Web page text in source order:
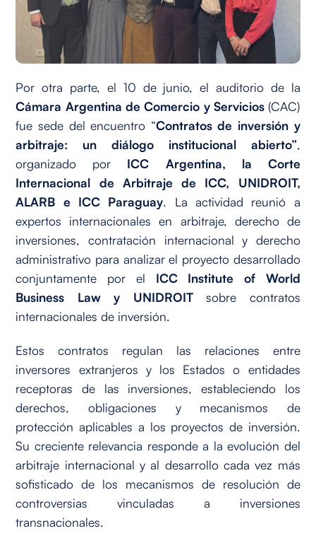
Por otra parte, el 10 de junio, el auditorio de la
Cámara Argentina de Comercio y Servicios (CAC)
fue sede del encuentro “Contratos de inversión y
arbitraje: un diálogo institucional abierto”,
organizado por ICC Argentina, la Corte
Internacional de Arbitraje de ICC, UNIDROIT,
ALARB e ICC Paraguay. La actividad reunió a
expertos internacionales en arbitraje, derecho de
inversiones, contratación internacional y derecho
administrativo para analizar el proyecto desarrollado
conjuntamente por el ICC Institute of World
Business Law y UNIDROITsobre contratos
internacionales de inversión.
Estos contratos regulan las relaciones entre
inversores extranjeros y los Estados o entidades
receptoras de las inversiones, estableciendo los
derechos, obligaciones y mecanismos de
protección aplicables a los proyectos de inversión.
Su creciente relevancia responde a la evolución del
arbitraje internacional y al desarrollo cada vez más
sofisticado de los mecanismos de resolución de
controversias vinculadas a inversiones
transnacionales.